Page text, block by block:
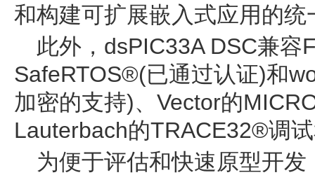
和构建可扩展嵌入式应用的统
此外，dsPIC33A DSC兼
SafeRTOS®(已通过认证)和
加密的支持)、Vector的
Lauterbach的TRACE32®调
为便于评估和快速原型开